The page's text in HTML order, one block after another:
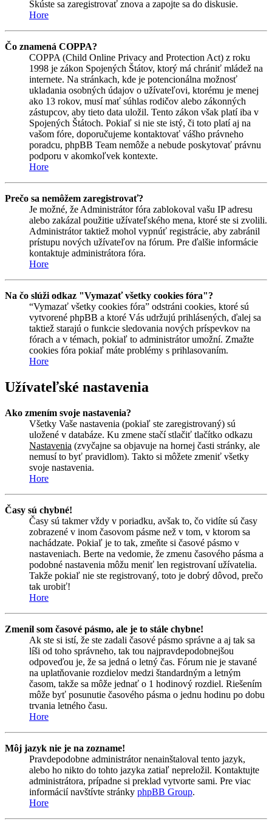
Skúste sa zaregistrovať znova a zapojte sa do diskusie.
Hore
Čo znamená COPPA?
COPPA (Child Online Privacy and Protection Act) z roku
1998 je zákon Spojených Štátov, ktorý má chrániť mládež na
internete. Na stránkach, kde je potencionálna možnosť
ukladania osobných údajov o užívateľovi, ktorému je menej
ako 13 rokov, musí mať súhlas rodičov alebo zákonných
zástupcov, aby tieto data uložil. Tento zákon však platí iba v
Spojených Štátoch. Pokiaľ si nie ste istý, či toto platí aj na
vašom fóre, doporučujeme kontaktovať vášho právneho
poradcu, phpBB Team nemôže a nebude poskytovať právnu
podporu v akomkoľvek kontexte.
Hore
Prečo sa nemôžem zaregistrovať?
Je možné, že Administrátor fóra zablokoval vašu IP adresu
alebo zakázal použitie užívateľského mena, ktoré ste si zvolili.
Administrátor taktiež mohol vypnúť registrácie, aby zabránil
prístupu nových užívateľov na fórum. Pre ďalšie informácie
kontaktuje administrátora fóra.
Hore
Na čo slúži odkaz "Vymazať všetky cookies fóra"?
“Vymazať všetky cookies fóra” odstráni cookies, ktoré sú
vytvorené phpBB a ktoré Vás udržujú prihlásených, ďalej sa
taktiež starajú o funkcie sledovania nových príspevkov na
fórach a v témach, pokiaľ to administrátor umožní. Zmažte
cookies fóra pokiaľ máte problémy s prihlasovaním.
Hore
Užívateľské nastavenia
Ako zmením svoje nastavenia?
Všetky Vaše nastavenia (pokiaľ ste zaregistrovaný) sú
uložené v databáze. Ku zmene stačí stlačiť tlačítko odkazu
Nastavenia (zvyčajne sa objavuje na hornej časti stránky, ale
nemusí to byť pravidlom). Takto si môžete zmeniť všetky
svoje nastavenia.
Hore
Časy sú chybné!
Časy sú takmer vždy v poriadku, avšak to, čo vidíte sú časy
zobrazené v inom časovom pásme než v tom, v ktorom sa
nachádzate. Pokiaľ je to tak, zmeňte si časové pásmo v
nastaveniach. Berte na vedomie, že zmenu časového pásma a
podobné nastavenia môžu meniť len registrovaní užívatelia.
Takže pokiaľ nie ste registrovaný, toto je dobrý dôvod, prečo
tak urobiť!
Hore
Zmenil som časové pásmo, ale je to stále chybne!
Ak ste si istí, že ste zadali časové pásmo správne a aj tak sa
líši od toho správneho, tak tou najpravdepodobnejšou
odpoveďou je, že sa jedná o letný čas. Fórum nie je stavané
na uplatňovanie rozdielov medzi štandardným a letným
časom, takže sa môže jednať o 1 hodinový rozdiel. Riešením
môže byť posunutie časového pásma o jednu hodinu po dobu
trvania letného času.
Hore
Môj jazyk nie je na zozname!
Pravdepodobne administrátor nenainštaloval tento jazyk,
alebo ho nikto do tohto jazyka zatiaľ nepreložil. Kontaktujte
administrátora, prípadne si preklad vytvorte sami. Pre viac
informácií navštívte stránky phpBB Group.
Hore